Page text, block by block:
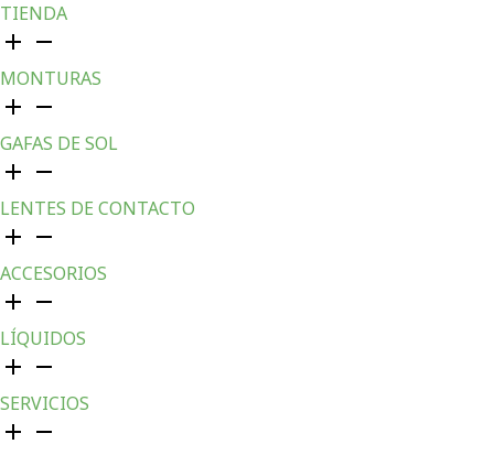
TIENDA
MONTURAS
GAFAS DE SOL
LENTES DE CONTACTO
ACCESORIOS
LÍQUIDOS
SERVICIOS